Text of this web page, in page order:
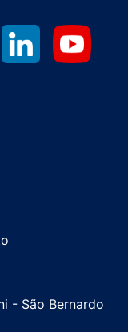
- São Bernardo